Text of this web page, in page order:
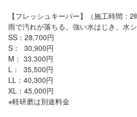
【フレッシュキーパー】（施工時間：2
雨で汚れが落ちる。強い水はじき。水
SS：28,700円
S：  30,900円
M： 33,300円
L：  35,500円
LL：40,300円
XL：45,000円
※軽研磨は別途料金